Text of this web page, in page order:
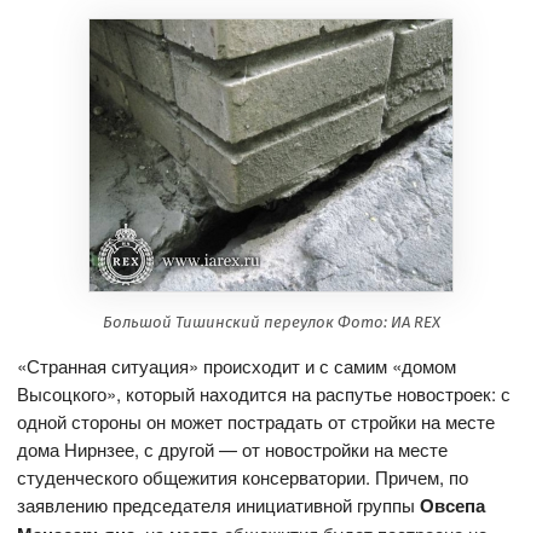
Большой Тишинский переулок Фото: ИА REX
«Странная ситуация» происходит и с самим «домом
Высоцкого», который находится на распутье новостроек: с
одной стороны он может пострадать от стройки на месте
дома Нирнзее, с другой — от новостройки на месте
студенческого общежития консерватории. Причем, по
заявлению председателя инициативной группыОвсепа